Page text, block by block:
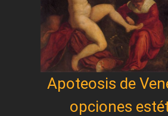
Apoteosis de
opciones